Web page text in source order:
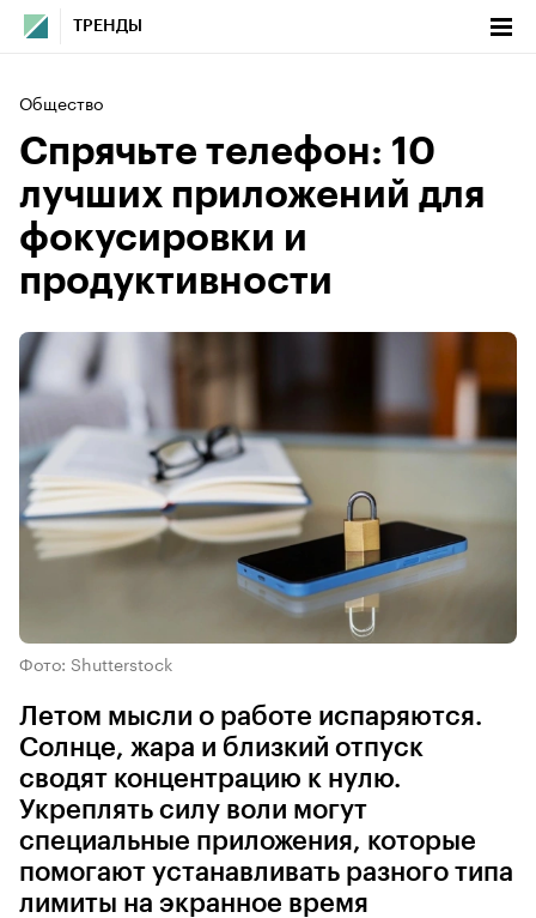
ТРЕНДЫ
Общество
Спрячьте телефон: 10
лучших приложений для
фокусировки и
продуктивности
Фото: Shutterstock
Летом мысли о работе испаряются.
Солнце, жара и близкий отпуск
сводят концентрацию к нулю.
Укреплять силу воли могут
специальные приложения, которые
помогают устанавливать разного типа
лимиты на экранное время